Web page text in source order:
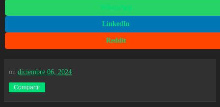
WhatsApp
LinkedIn
Reddit
on diciembre 06, 2024
Compartir